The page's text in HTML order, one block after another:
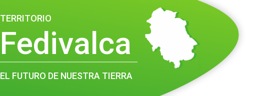
TERRITORIO
Fedivalca
EL FUTURO DE NUESTRA TIERRA